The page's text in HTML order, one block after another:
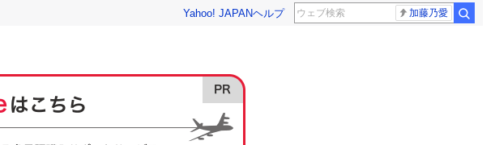
Yahoo! JAPANヘルプ 加藤乃愛